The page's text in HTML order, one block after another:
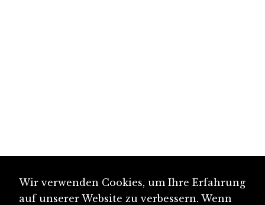
Wir verwenden Cookies, um Ihre Erfahrung
auf unserer Website zu verbessern. Wenn